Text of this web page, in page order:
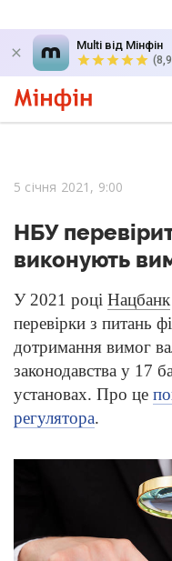
Multi від Мінфін
5 січня 2021, 9:00
НБУ
виконують
У 2021 році Нацбанк
перевірки з питань
дотримання вимог
законодавства у 17
установах. Про це
регулятора.